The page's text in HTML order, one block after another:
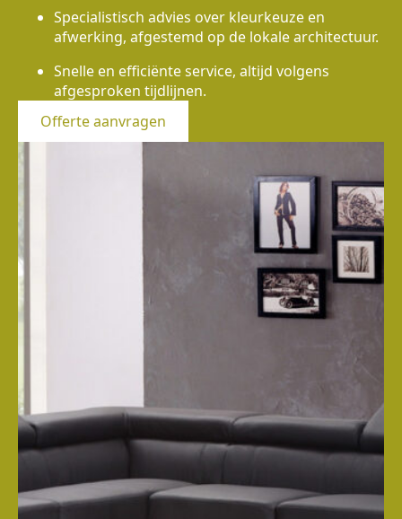
Specialistisch advies over kleurkeuze en
afwerking, afgestemd op de lokale architectuur.
Snelle en efficiënte service, altijd volgens
afgesproken tijdlijnen.
Offerte aanvragen